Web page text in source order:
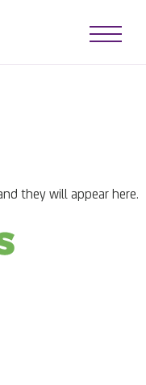
Open
they will appear here.